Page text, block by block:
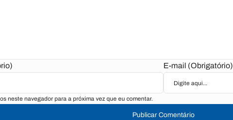
E-mail (Obrigatório)
neste navegador para a próxima vez que eu comentar.
Publicar Comentário